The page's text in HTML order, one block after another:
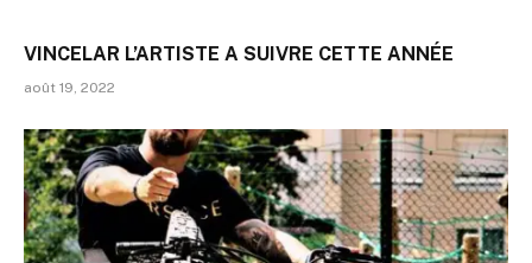
VINCELAR L’ARTISTE A SUIVRE CETTE ANNÉE
août 19, 2022